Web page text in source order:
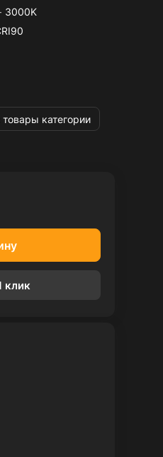
3000K
товары категории
клик